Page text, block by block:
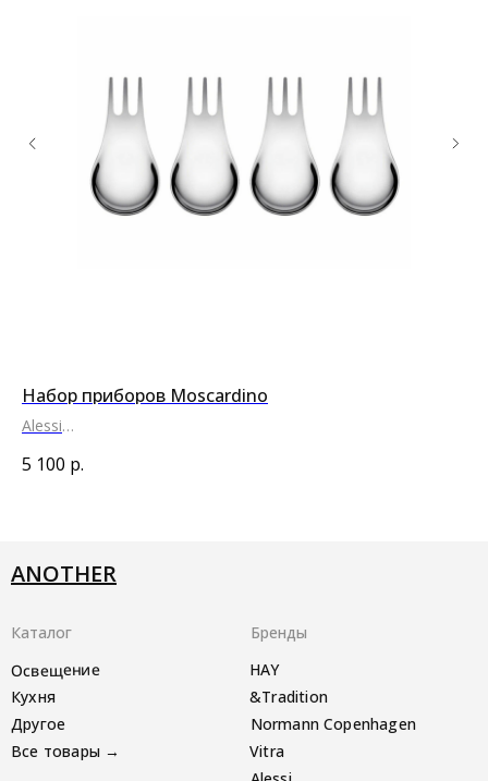
Набор приборов Moscardino
Alessi
5 100 р.
Все товары →
Другое
Кухня
Vitra
HAY
&Tradition
Normann Copenhagen
Освещение
ANOTHER
Бренды
Каталог